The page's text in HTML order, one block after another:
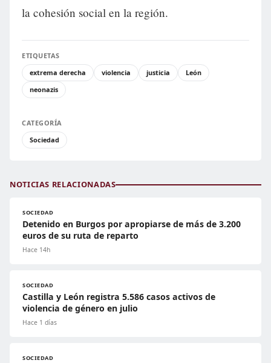
la cohesión social en la región.
ETIQUETAS
extrema derecha
violencia justicia
León
neonazis
CATEGORÍA
Sociedad
NOTICIAS RELACIONADAS
SOCIEDAD
Detenido en Burgos por apropiarse de más de 3.200
euros de su ruta de reparto
Hace 14h
SOCIEDAD
Castilla y León registra 5.586 casos activos de
violencia de género en julio
Hace 1 días
SOCIEDAD